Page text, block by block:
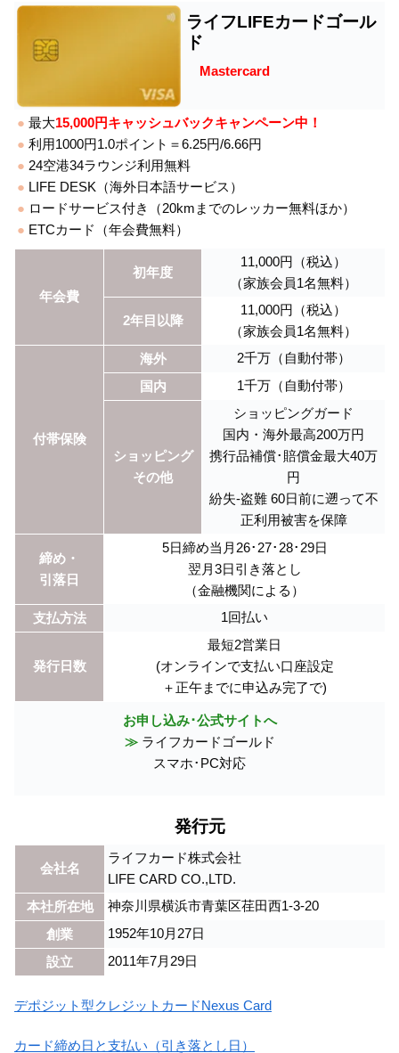
ライフLIFEカードゴール
ド
Mastercard
● 最大15,000円キャッシュバックキャンペーン中！
● 利用1000円1.0ポイント＝6.25円/6.66円
● 24空港34ラウンジ利用無料
● LIFE DESK（海外日本語サービス）
● ロードサービス付き（20kmまでのレッカー無料ほか）
● ETCカード（年会費無料）
年会費
初年度
11,000円（税込）
（家族会員1名無料）
2年目以降
11,000円（税込）
（家族会員1名無料）
付帯保険
海外
2千万（自動付帯）
国内
1千万（自動付帯）
ショッピング
その他
ショッピングガード
国内・海外最高200万円
携行品補償･賠償金最大40万
円
紛失-盗難 60日前に遡って不
正利用被害を保障
締め・
引落日
5日締め当月26･27･28･29日
翌月3日引き落とし
（金融機関による）
支払方法
1回払い
発行日数
最短2営業日
(オンラインで支払い口座設定
＋正午までに申込み完了で)
お申し込み･公式サイトへ
≫ライフカードゴールド
スマホ･PC対応
発行元
会社名
ライフカード株式会社
LIFE CARD CO.,LTD.
本社所在地
神奈川県横浜市青葉区荏田西1-3-20
創業
1952年10月27日
設立
2011年7月29日
デポジット型クレジットカードNexus Card
カード締め日と支払い（引き落とし日）